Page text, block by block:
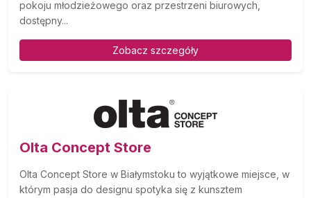
pokoju młodzieżowego oraz przestrzeni biurowych,
dostępny...
Zobacz szczegóły
Olta Concept Store
Olta Concept Store w Białymstoku to wyjątkowe miejsce, w
którym pasja do designu spotyka się z kunsztem